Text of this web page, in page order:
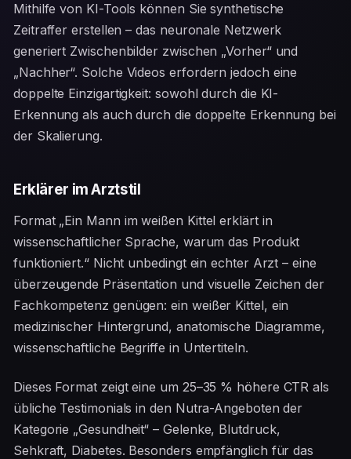
Mithilfe von KI-Tools können Sie synthetische
Zeitraffer erstellen – das neuronale Netzwerk
generiert Zwischenbilder zwischen „Vorher“ und
„Nachher“. Solche Videos erfordern jedoch eine
doppelte Einzigartigkeit: sowohl durch die KI-
Erkennung als auch durch die doppelte Erkennung bei
der Skalierung.
Erklärer im Arztstil
Format „Ein Mann im weißen Kittel erklärt in
wissenschaftlicher Sprache, warum das Produkt
funktioniert.“ Nicht unbedingt ein echter Arzt – eine
überzeugende Präsentation und visuelle Zeichen der
Fachkompetenz genügen: ein weißer Kittel, ein
medizinischer Hintergrund, anatomische Diagramme,
wissenschaftliche Begriffe in Untertiteln.
Dieses Format zeigt eine um 25–35 % höhere CTR als
übliche Testimonials in den Nutra-Angeboten der
Kategorie „Gesundheit“ – Gelenke, Blutdruck,
Sehkraft, Diabetes. Besonders empfänglich für das